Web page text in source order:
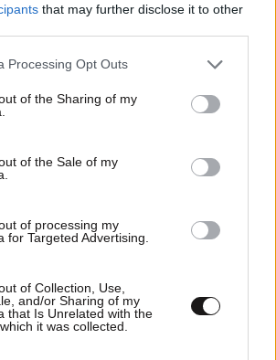
that may further disclose it to other
website/app uses one or more Google
or usage behaviour. You may click to
to Google and its third-party tags to
specified purposes in below Google
Processing Opt Outs
of the Sharing of my
of the Sale of my
of processing my
for Targeted Advertising.
of Collection, Use,
and/or Sharing of my
that Is Unrelated with the
it was collected.
καθυστερήσεις για την